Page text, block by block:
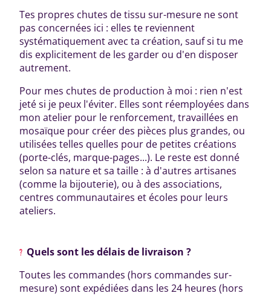
Tes propres chutes de tissu sur-mesure ne sont
pas concernées ici : elles te reviennent
systématiquement avec ta création, sauf si tu me
dis explicitement de les garder ou d'en disposer
autrement.
Pour mes chutes de production à moi : rien n'est
jeté si je peux l'éviter. Elles sont réemployées dans
mon atelier pour le renforcement, travaillées en
mosaïque pour créer des pièces plus grandes, ou
utilisées telles quelles pour de petites créations
(porte-clés, marque-pages...). Le reste est donné
selon sa nature et sa taille : à d'autres artisanes
(comme la bijouterie), ou à des associations,
centres communautaires et écoles pour leurs
ateliers.
Quels sont les délais de livraison ?
Toutes les commandes (hors commandes sur-
mesure) sont expédiées dans les 24 heures (hors